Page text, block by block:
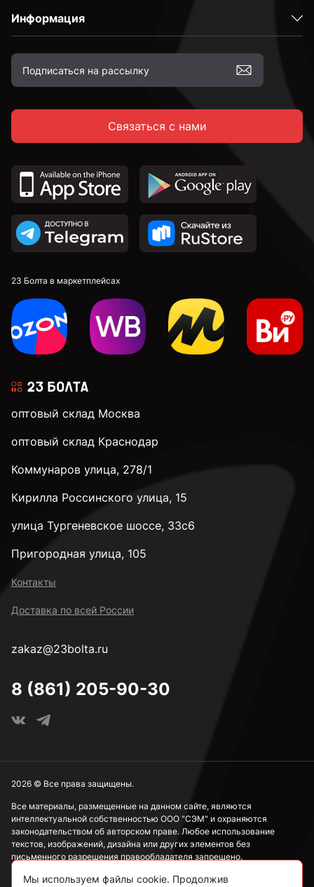
Информация
Связаться с нами
23 Болта в маркетплейсах
оптовый склад Москва
оптовый склад Краснодар
Коммунаров улица, 278/1
Кирилла Россинского улица, 15
улица Тургеневское шоссе, 33с6
Пригородная улица, 105
Контакты
Доставка по всей России
zakaz@23bolta.ru
8 (861) 205-90-30
Все материалы, размещенные на данном сайте, являются
интеллектуальной собственностью ООО "СЭМ" и охраняются
законодательством об авторском праве. Любое использование
текстов, изображений, дизайна или других элементов без
письменного разрешения правообладателя запрещено.
Информация, представленная на сайте, носит исключительно
2026 © Все права защищены.
Мы используем файлы cookie. Продолжив